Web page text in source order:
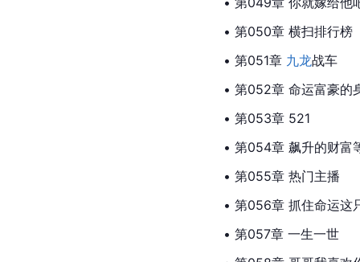
• 第050章 横扫排行榜
• 第051章 九龙战车
• 第052章 命运富豪的
• 第053章 521
• 第054章 飙升的财富
• 第055章 热门主播
• 第056章 抓住命运这
• 第057章 一生一世